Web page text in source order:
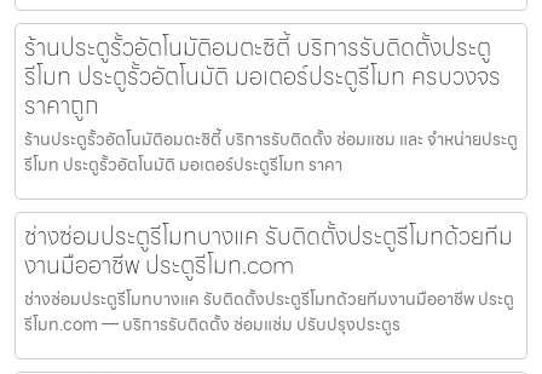
ร้านประตูรั้วอัตโนมัติอมตะซิตี้ บริการรับติดตั้งประตู
รีโมท ประตูรั้วอัตโนมัติ มอเตอร์ประตูรีโมท ครบวงจร
ราคาถูก
ร้านประตูรั้วอัตโนมัติอมตะซิตี้ บริการรับติดตั้ง ซ่อมแซม และ จำหน่ายประตู
รีโมท ประตูรั้วอัตโนมัติ มอเตอร์ประตูรีโมท ราคา
ช่างซ่อมประตูรีโมทบางแค รับติดตั้งประตูรีโมทด้วยทีม
งานมืออาชีพ ประตูรีโมท.com
ช่างซ่อมประตูรีโมทบางแค รับติดตั้งประตูรีโมทด้วยทีมงานมืออาชีพ ประตู
รีโมท.com — บริการรับติดตั้ง ซ่อมแซ่ม ปรับปรุงประตูร